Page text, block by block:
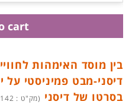
בין מוסד האימהות
דיסני-מבט פמיניסטי על
בסרטו של דיסני (מק"ט : 2372142)
cart